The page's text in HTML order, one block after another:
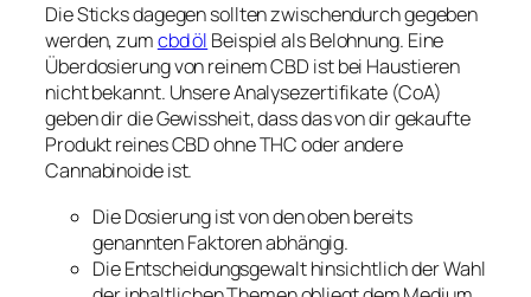
Die Sticks dagegen sollten zwischendurch gegeben
werden, zumcbd öl Beispiel als Belohnung. Eine
Überdosierung von reinem CBD ist bei Haustieren
nicht bekannt. Unsere Analysezertifikate (CoA)
geben dir die Gewissheit, dass das von dir gekaufte
Produkt reines CBD ohne THC oder andere
Cannabinoide ist.
Die Dosierung ist von den oben bereits
genannten Faktoren abhängig.
Die Entscheidungsgewalt hinsichtlich der Wahl